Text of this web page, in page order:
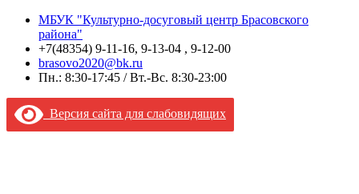
МБУК "Культурно-досуговый центр Брасовского
района"
+7(48354) 9-11-16, 9-13-04 , 9-12-00
brasovo2020@bk.ru
Пн.: 8:30-17:45 / Вт.-Вс. 8:30-23:00
Версия сайта для слабовидящих